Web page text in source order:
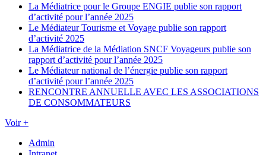
La Médiatrice pour le Groupe ENGIE publie son rapport
d’activité pour l’année 2025
Le Médiateur Tourisme et Voyage publie son rapport
d’activité 2025
La Médiatrice de la Médiation SNCF Voyageurs publie son
rapport d’activité pour l’année 2025
Le Médiateur national de l’énergie publie son rapport
d’activité pour l’année 2025
RENCONTRE ANNUELLE AVEC LES ASSOCIATIONS
DE CONSOMMATEURS
Voir +
Admin